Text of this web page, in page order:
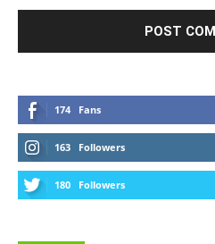
174 Fans
163 Followers
180 Followers